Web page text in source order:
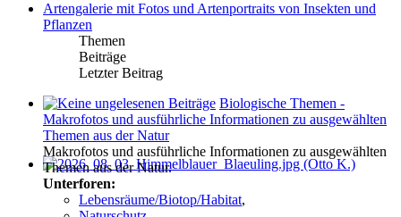
Artengalerie mit Fotos und Artenportraits von Insekten und
Pflanzen
Themen
Beiträge
Letzter Beitrag
Biologische Themen -
Makrofotos und ausführliche Informationen zu ausgewählten
Themen aus der Natur
Makrofotos und ausführliche Informationen zu ausgewählten
Themen aus der Natur.
Unterforen:
Lebensräume/Biotop/Habitat,